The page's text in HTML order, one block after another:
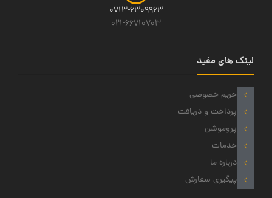
0713-6309963
021-66710703
لینک های مفید
حریم خصوصی
پرداخت و دریافت
پروموشن
خدمات
درباره ما
پیگیری سفارش